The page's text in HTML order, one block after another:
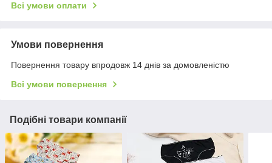
Всі умови оплати
Умови повернення
Повернення товару впродовж 14 днів за домовленістю
Всі умови повернення
Подібні товари компанії